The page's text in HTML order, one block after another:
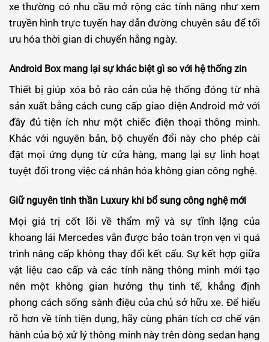
xe thường có nhu cầu mở rộng các tính năng như xem
truyền hình trực tuyến hay dẫn đường chuyên sâu để tối
ưu hóa thời gian di chuyển hằng ngày.
Android Box mang lại sự khác biệt gì so với hệ thống zin
Thiết bị giúp xóa bỏ rào cản của hệ thống đóng từ nhà
sản xuất bằng cách cung cấp giao diện Android mở với
đầy đủ tiện ích như một chiếc điện thoại thông minh.
Khác với nguyên bản, bộ chuyển đổi này cho phép cài
đặt mọi ứng dụng từ cửa hàng, mang lại sự linh hoạt
tuyệt đối trong việc cá nhân hóa không gian công nghệ.
Giữ nguyên tinh thần Luxury khi bổ sung công nghệ mới
Mọi giá trị cốt lõi về thẩm mỹ và sự tĩnh lặng của
khoang lái Mercedes vẫn được bảo toàn trọn vẹn vì quá
trình nâng cấp không thay đổi kết cấu. Sự kết hợp giữa
vật liệu cao cấp và các tính năng thông minh mới tạo
nên một không gian hưởng thụ tinh tế, khẳng định
phong cách sống sành điệu của chủ sở hữu xe.Để hiểu
rõ hơn về tính tiện dụng, hãy cùng phân tích cơ chế vận
hành của bộ xử lý thông minh này trên dòng sedan hạng